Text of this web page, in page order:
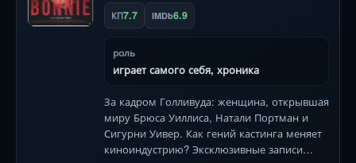
КП7.7 IMDb6.9
роль
играет самого себя, хроника
За кадром Голливуда: женщина, открывшая
миру Брюса Уиллиса, Натали Портман и
Сигурни Уивер. Как гений кастинга меняет
киноиндустрию? Эксклюзивные записи